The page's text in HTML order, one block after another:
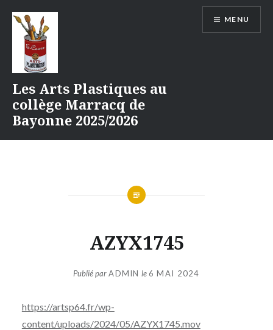
contenu
Les Arts Plastiques au
collège Marracq de
Bayonne 2025/2026
MENU
AZYX1745
Publié parADMIN le6 MAI 2024
https://artsp64.fr/wp-
content/uploads/2024/05/AZYX1745.mov